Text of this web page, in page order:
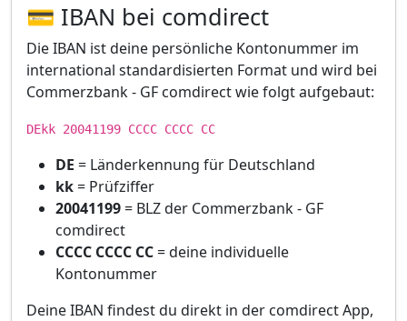
💳 IBAN bei comdirect
Die IBAN ist deine persönliche Kontonummer im
international standardisierten Format und wird bei
Commerzbank - GF comdirect wie folgt aufgebaut:
DEkk 20041199 CCCC CCCC CC
DE = Länderkennung für Deutschland
kk= Prüfziffer
20041199= BLZ der Commerzbank - GF
comdirect
CCCC CCCC CC= deine individuelle
Kontonummer
Deine IBAN findest du direkt in der comdirect App,